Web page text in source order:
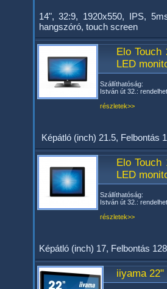
14", 32:9, 1920x550, IPS,
hangszóró, touch screen
Elo Touch
LED
Szállíthatóság:
István út 32.:
részletek>>
Képátló (inch) 21.5, Felbontás
Elo Touch
LED
Szállíthatóság:
István út 32.:
részletek>>
Képátló (inch) 17, Felbontás
iiyama 22"